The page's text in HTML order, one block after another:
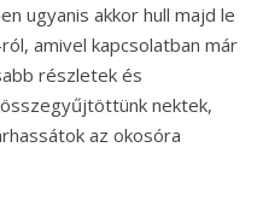
ugyanis akkor hull majd le
amivel kapcsolatban már
részletek és
nektek,
az okosóra